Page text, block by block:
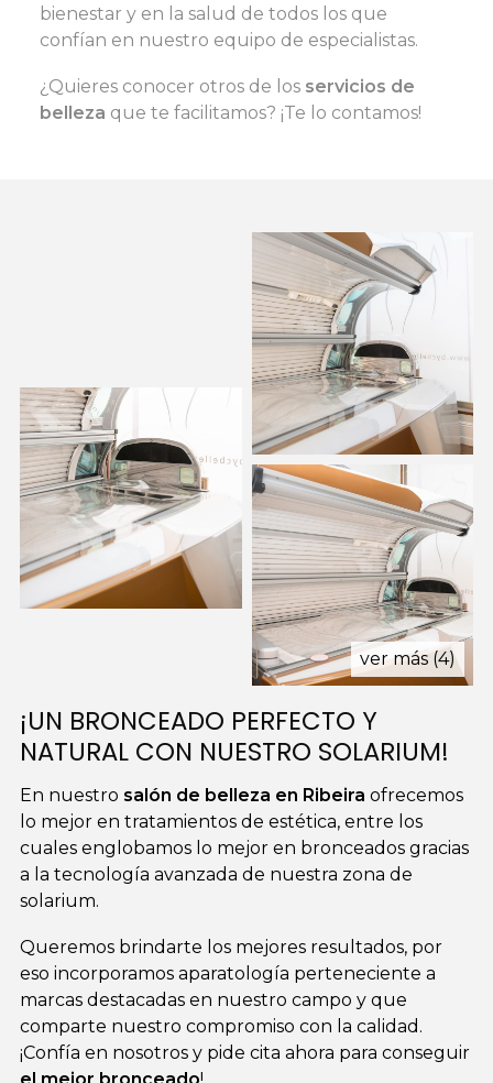
bienestar y en la salud de todos los que
confían en nuestro equipo de especialistas.
¿Quieres conocer otros de los servicios de
belleza que te facilitamos? ¡Te lo contamos!
ver más (4)
¡UN BRONCEADO PERFECTO Y
NATURAL CON NUESTRO SOLARIUM!
En nuestro salón de belleza en Ribeira ofrecemos
lo mejor en tratamientos de estética, entre los
cuales englobamos lo mejor en bronceados gracias
a la tecnología avanzada de nuestra zona de
solarium.
Queremos brindarte los mejores resultados, por
eso incorporamos aparatología perteneciente a
marcas destacadas en nuestro campo y que
comparte nuestro compromiso con la calidad.
¡Confía en nosotros y pide cita ahora para conseguir